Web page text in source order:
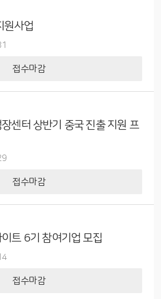
원사업
접수마감
센터 상반기 중국 진출 지원 프
접수마감
트 6기 참여기업 모집
접수마감